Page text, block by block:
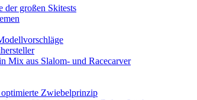
der großen Skitests
Mix aus Slalom- und Racecarver
optimierte Zwiebelprinzip